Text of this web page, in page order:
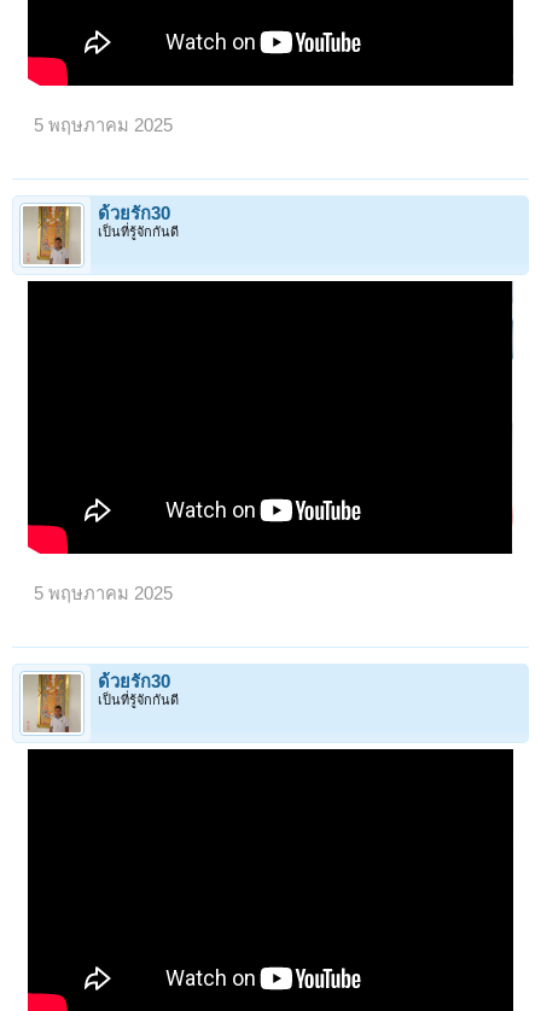
5 พฤษภาคม 2025
ด้วยรัก30
เป็นที่รู้จักกันดี
5 พฤษภาคม 2025
ด้วยรัก30
เป็นที่รู้จักกันดี